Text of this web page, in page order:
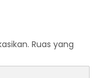
Ruas yang